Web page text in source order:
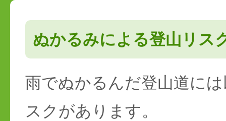
ぬかるみによる登山リス
雨でぬかるんだ登山道に
スクがあります。